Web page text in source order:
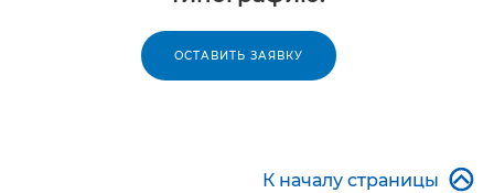
ОСТАВИТЬ ЗАЯВКУ
К началу страницы 